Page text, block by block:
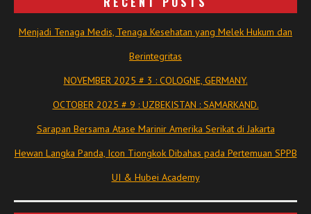
Menjadi Tenaga Medis, Tenaga Kesehatan yang Melek Hukum dan
Berintegritas
NOVEMBER 2025 # 3 : COLOGNE, GERMANY.
OCTOBER 2025 # 9 : UZBEKISTAN : SAMARKAND.
Sarapan Bersama Atase Marinir Amerika Serikat di Jakarta
Hewan Langka Panda, Icon Tiongkok Dibahas pada Pertemuan SPPB
UI & Hubei Academy